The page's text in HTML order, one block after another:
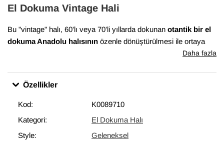
El Dokuma Vintage Hali
Bu "vintage" halı, 60'lı veya 70'li yıllarda dokunan otantik bir el
dokuma Anadolu halısının özenle dönüştürülmesi ile ortaya
çıkmıştır. Bu dönüşüm süreci, Anadolu'nun birçok yöresinde
düşürmek için el makineleri ile traşlanan halıların gerekli
bakımları yapılarak satışa sunulur. Bu muhteşem dönüşüm,
ortaya çıkartır.
138 cm x 227 cm
ölçülerinde olan bu halı, pamuktan üzerine
Daha fazla
Özellikler
Kod:
K0089710
Kategori:
El Dokuma Halı
Style:
Geleneksel